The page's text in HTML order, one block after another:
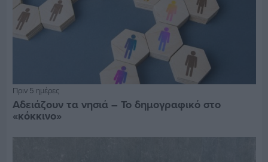
Πριν 5 ημέρες
Αδειάζουν τα νησιά – Το δημογραφικό στο
«κόκκινο»